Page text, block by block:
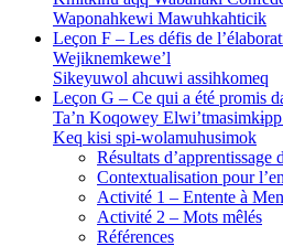
Waponahkewi Mawuhkahticik
Leçon F – Les défis de
Wejiknemkewe’l
Sikeyuwol ahcuwi assihkomeq
Leçon G – Ce qui a été promis
Ta’n Koqowey
Keq kisi spi-wolamuhusimok
Résultats d’apprentissage
Contextualisation pour
Activité 1 – Entente à
Activité 2 – Mots mêlés
Références